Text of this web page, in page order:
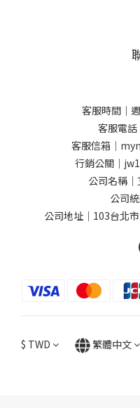
客服時間｜
客服電
客服信箱｜
行銷公關｜
公司名稱
公司
公司地址｜103台北
$ TWD 繁體中文